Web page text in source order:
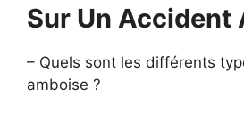
Sur Un Accident
– Quels sont les différents
amboise ?